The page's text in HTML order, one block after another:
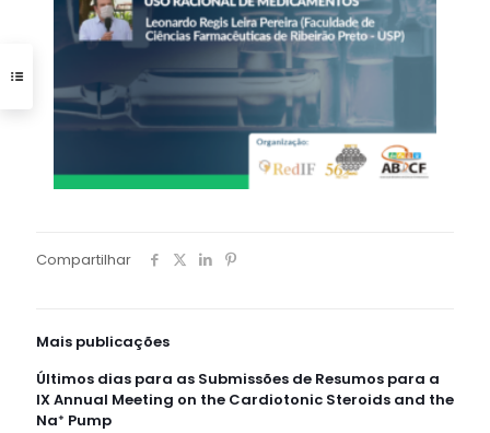
Compartilhar
Mais publicações
Últimos dias para as Submissões de Resumos para a
IX Annual Meeting on the Cardiotonic Steroids and the
Na⁺ Pump